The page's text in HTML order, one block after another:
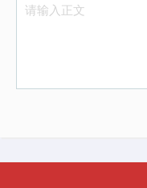
请输入正文